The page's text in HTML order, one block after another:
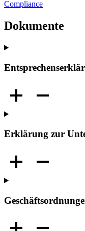
Compliance
Dokumente
Erklärung zur